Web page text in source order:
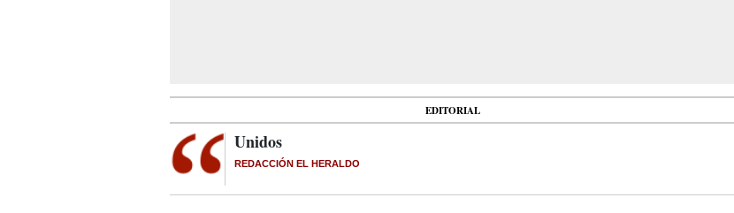
EDITORIAL
Unidos
REDACCIÓN EL HERALDO